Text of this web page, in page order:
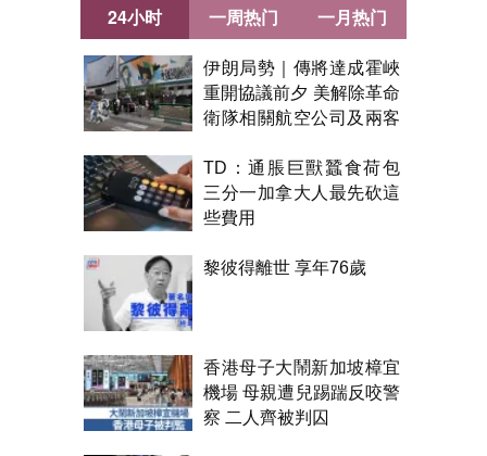
24小时
伊朗局勢｜傳將達成霍峽
重開協議前夕 美解除革命
衛隊相關航空公司及兩客
TD：通脹巨獸蠶食荷包
三分一加拿大人最先砍這
些費用
黎彼得離世 享年76歲
香港母子大鬧新加坡樟宜
機場 母親遭兒踢踹反咬警
察 二人齊被判囚
一周热门 一月热门